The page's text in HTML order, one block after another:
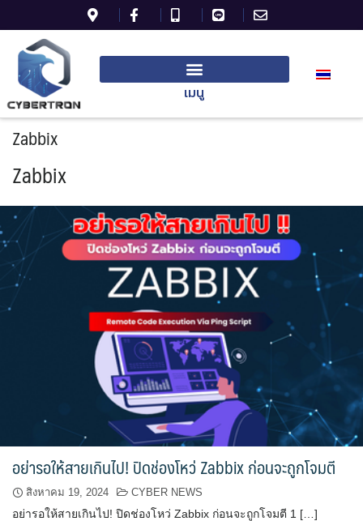
เมนู
Zabbix
Zabbix
อย่ารอให้สายเกินไป! ปิดช่องโหว่ Zabbix ก่อนจะถูกโจมตี
สิงหาคม 19, 2024 CYBER NEWS
อย่ารอให้สายเกินไป! ปิดช่องโหว่ Zabbix ก่อนจะถูกโจมตี 1 […]